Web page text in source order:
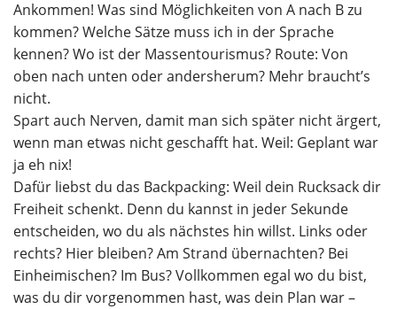
Ankommen! Was sind Möglichkeiten von A nach B zu
kommen? Welche Sätze muss ich in der Sprache
kennen? Wo ist der Massentourismus? Route: Von
oben nach unten oder andersherum? Mehr braucht’s
nicht.
Spart auch Nerven, damit man sich später nicht ärgert,
wenn man etwas nicht geschafft hat. Weil: Geplant war
ja eh nix!
Dafür liebst du das Backpacking: Weil dein Rucksack dir
Freiheit schenkt. Denn du kannst in jeder Sekunde
entscheiden, wo du als nächstes hin willst. Links oder
rechts? Hier bleiben? Am Strand übernachten? Bei
Einheimischen? Im Bus? Vollkommen egal wo du bist,
was du dir vorgenommen hast, was dein Plan war –